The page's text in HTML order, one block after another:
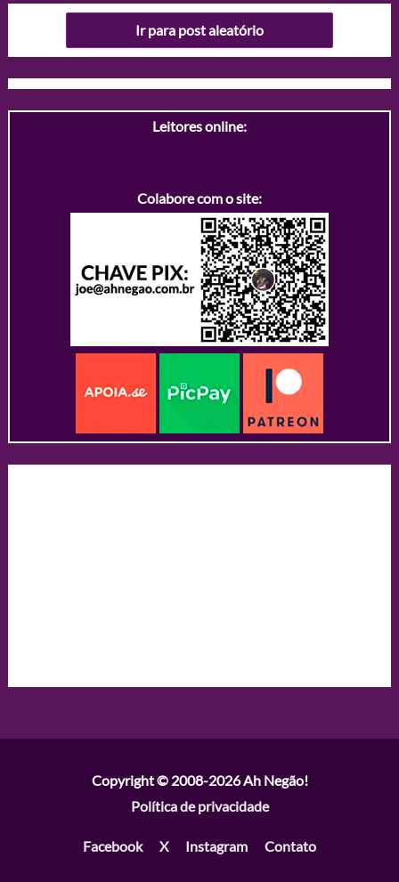
Ir para post aleatório
Leitores online:
Colabore com o site:
Copyright © 2008-2026Ah Negão!
Política de privacidade
Facebook X Instagram Contato